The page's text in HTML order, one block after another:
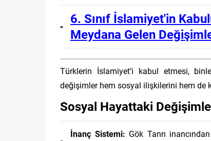
6. Sınıf İslamiyet'in
Meydana Gelen
Türklerin İslamiyet’i kabul etmesi,
değişimler hem sosyal ilişkilerini hem de
Sosyal Hayattaki
İnanç Sistemi: Gök Tanrı